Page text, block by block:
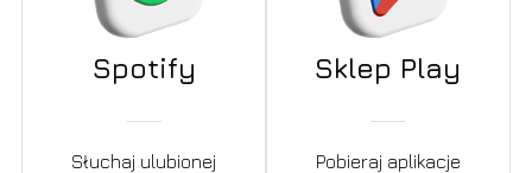
Spotify
Słuchaj ulubionej
Sklep Play
Pobieraj aplikacje